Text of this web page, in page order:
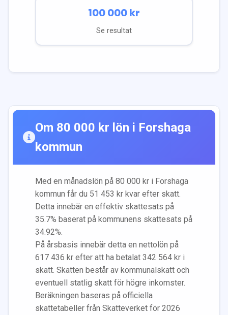
100 000kr
Se resultat
Om 80 000 kr lön i Forshaga
kommun
Med en månadslön på 80 000 kr i Forshaga
kommun får du 51 453 kr kvar efter skatt.
Detta innebär en effektiv skattesats på
35.7% baserat på kommunens skattesats på
34.92%.
På årsbasis innebär detta en nettolön på
617 436 kr efter att ha betalat 342 564 kr i
skatt. Skatten består av kommunalskatt och
eventuell statlig skatt för högre inkomster.
Beräkningen baseras på officiella
skattetabeller från Skatteverket för 2026